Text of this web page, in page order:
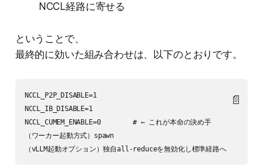
NCCL経路に寄せる
ということで、
最終的に効いた組み合わせは、以下のとおりです。
NCCL_P2P_DISABLE=1
NCCL_IB_DISABLE=1
NCCL_CUMEM_ENABLE=0        # ← これが本命の決め手
（ワーカー起動方式）spawn
（vLLM起動オプション）独自all-reduceを無効化し標準経路へ
📄